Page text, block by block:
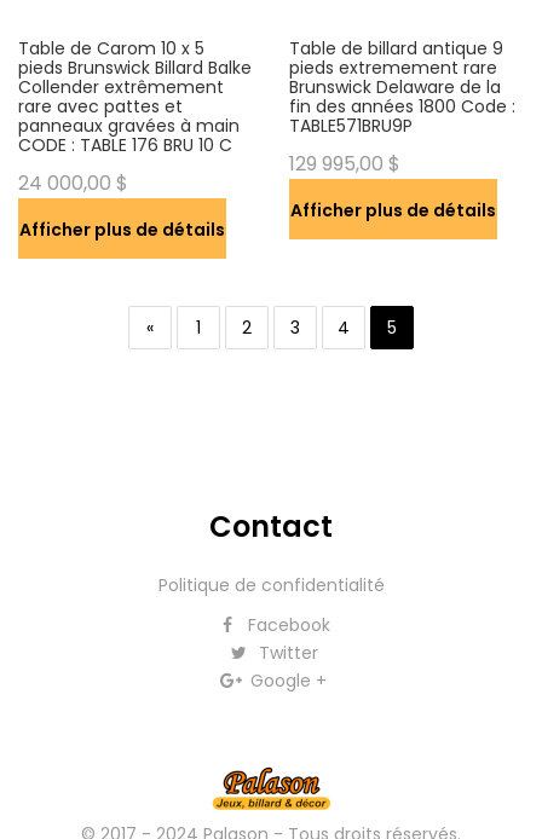
i
s
s
a
Table de Carom 10 x 5
pieds Brunswick Billard Balke
Collender extrêmement
rare avec pattes et
panneaux gravées à main
CODE : TABLE 176 BRU 10 C
24 000,00 $
Afficher plus de détails
Table de billard antique 9
pieds extremement rare
Brunswick Delaware de la
fin des années 1800 Code :
TABLE571BRU9P
129 995,00 $
Afficher plus de détails
« 1 2 3 4 5
Contact
Politique de confidentialité
Facebook
Twitter
Google +
© 2017 - 2024 Palason - Tous droits réservés.